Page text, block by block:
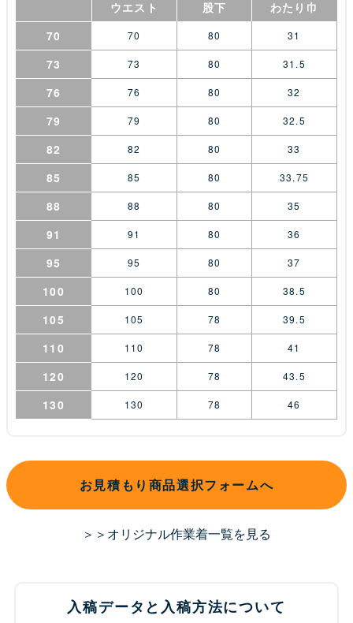
ウエスト 股下
わたり巾
70
70 80 31
73 73 80 31.5
76 76 80 32
79 79 80 32.5
82 82 80 33
85 85 80 33.75
88 88 80 35
91 91 80 36
95 95 80 37
100 100 80 38.5
105 105 78 39.5
110 110 78 41
120 120 78 43.5
130 130 78 46
お見積もり商品選択フォームへ
＞＞オリジナル作業着一覧を見る
入稿データと入稿方法について